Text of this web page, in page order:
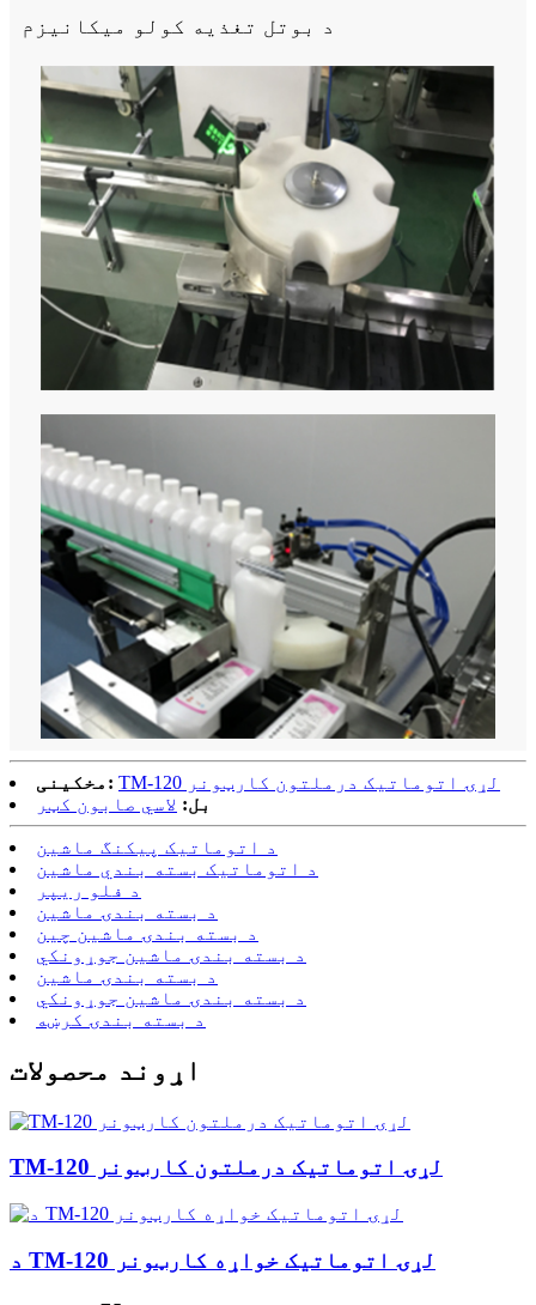
د بوتل تغذیه کولو میکانیزم
مخکینی:
TM-120 لړۍ اتوماتیک درملتون کارټونر
بل: لاسي صابون کټر
د اتوماتیک پیکنگ ماشین
د اتوماتیک بسته بندي ماشین
د فلو ریپر
د بسته بندۍ ماشین
د بسته بندۍ ماشین چین
د بسته بندۍ ماشین جوړونکي
د بسته بندۍ ماشین
د بسته بندۍ ماشین جوړونکي
د بسته بندۍ کرښه
اړوند محصولات
TM-120 لړۍ اتوماتیک درملتون کارټونر
د TM-120 لړۍ اتوماتیک خواړه کارټونر